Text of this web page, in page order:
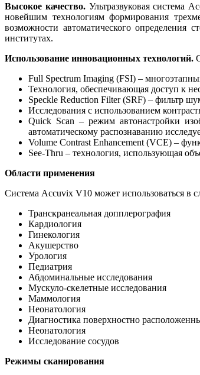
Высокое качество.Ультразвуковая система
новейшим технологиям формирования
возможности автоматического определения
институтах.
Использование инновационных технологий.
Full Spectrum Imaging (FSI) –
Технология, обеспечивающая доступ к
Speckle Reduction Filter (SRF) – фильтр
Исследования с использованием
Quick Scan – режим автонастройки
автоматическому распознаванию
Volume Contrast Enhancement (VCE) –
See-Thru – технология, использующая
Области применения
Система Accuvix V10 может использоваться в
Транскранеальная допплерография
Кардиология
Гинекология
Акушерство
Урология
Педиатрия
Абдоминальные исследования
Мускуло-скелетные исследования
Маммология
Неонатология
Диагностика поверхностно
Неонатология
Исследование сосудов
Режимы сканирования